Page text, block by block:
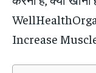
Increase